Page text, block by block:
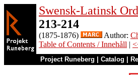
Swensk-Latinsk
213-214
(1875-1876) Author:
Table of Contents / Innehåll |
Project Runeberg Catalog